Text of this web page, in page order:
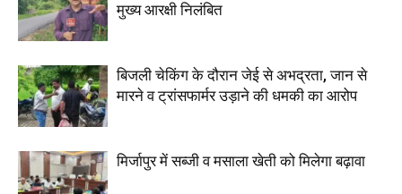
मुख्य आरक्षी निलंबित
बिजली चेकिंग के दौरान जेई से अभद्रता, जान से
मारने व ट्रांसफार्मर उड़ाने की धमकी का आरोप
मिर्जापुर में सब्जी व मसाला खेती को मिलेगा बढ़ावा